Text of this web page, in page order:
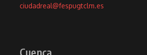
ciudadreal@fespugtclm.es
Cuenca